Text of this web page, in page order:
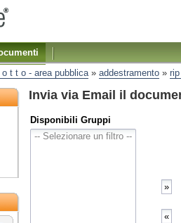
o t t o - area pubblica» addestramento»
Invia via Email il
Disponibili Gruppi